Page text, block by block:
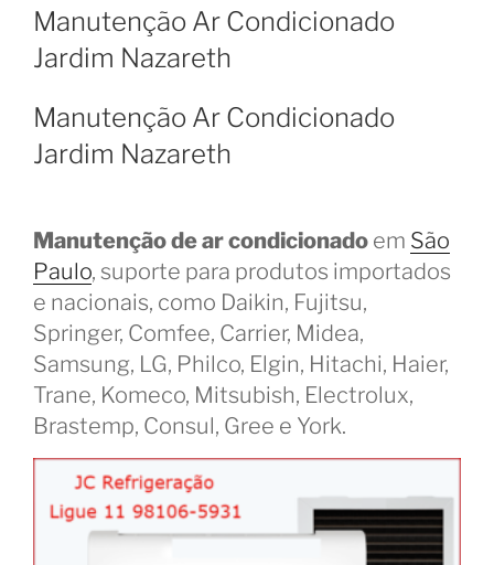
EM
Manutenção Ar Condicionado
Jardim Nazareth
Manutenção Ar Condicionado
Jardim Nazareth
Manutenção de ar condicionado em São
Paulo, suporte para produtos importados
e nacionais, como Daikin, Fujitsu,
Springer, Comfee, Carrier, Midea,
Samsung, LG, Philco, Elgin, Hitachi, Haier,
Trane, Komeco, Mitsubish, Electrolux,
Brastemp, Consul, Gree e York.